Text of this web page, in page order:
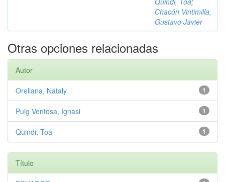
Chacón Vintimilla,
Gustavo Javier
Otras opciones relacionadas
Autor
1
Orellana, Nataly
1
Puig Ventosa, Ignasi
1
Quindi, Toa
Título